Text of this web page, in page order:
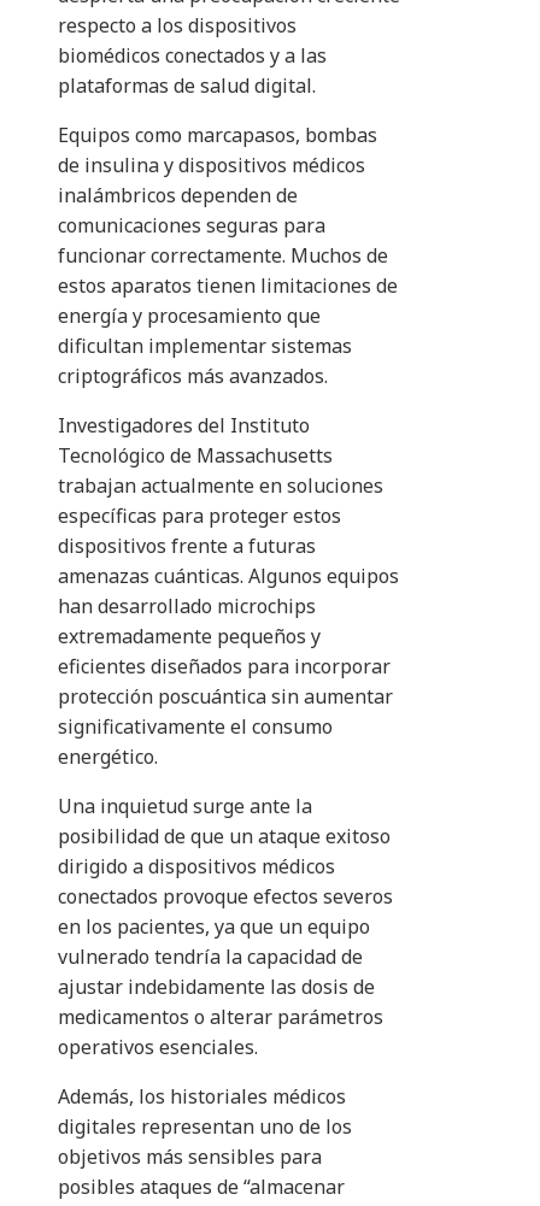
respecto a los dispositivos
biomédicos conectados y a las
plataformas de salud digital.
Equipos como marcapasos, bombas
de insulina y dispositivos médicos
inalámbricos dependen de
comunicaciones seguras para
funcionar correctamente. Muchos de
estos aparatos tienen limitaciones de
energía y procesamiento que
dificultan implementar sistemas
criptográficos más avanzados.
Investigadores del Instituto
Tecnológico de Massachusetts
trabajan actualmente en soluciones
específicas para proteger estos
dispositivos frente a futuras
amenazas cuánticas. Algunos equipos
han desarrollado microchips
extremadamente pequeños y
eficientes diseñados para incorporar
protección poscuántica sin aumentar
significativamente el consumo
energético.
Una inquietud surge ante la
posibilidad de que un ataque exitoso
dirigido a dispositivos médicos
conectados provoque efectos severos
en los pacientes, ya que un equipo
vulnerado tendría la capacidad de
ajustar indebidamente las dosis de
medicamentos o alterar parámetros
operativos esenciales.
Además, los historiales médicos
digitales representan uno de los
objetivos más sensibles para
posibles ataques de “almacenar